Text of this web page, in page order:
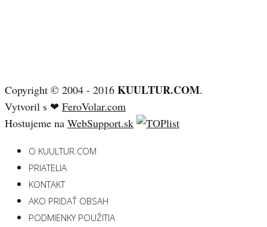
Copyright © 2004 - 2016 KUULTUR.COM.
Vytvoril s ❤ FeroVolar.com
Hostujeme na WebSupport.sk
O KUULTUR.COM
PRIATELIA
KONTAKT
AKO PRIDAŤ OBSAH
PODMIENKY POUŽITIA